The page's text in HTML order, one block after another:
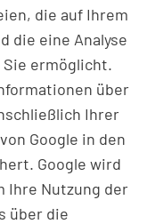
die auf Ihrem
die eine Analyse
ermöglicht.
über
Ihrer
Google in den
Google wird
Ihre Nutzung der
über die